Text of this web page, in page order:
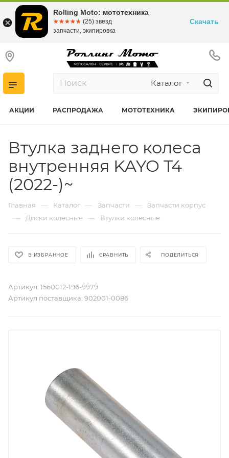
Каталог
АКЦИИ РАСПРОДАЖА МОТОТЕХНИКА
Втулка заднего колеса
внутренняя KAYO T4
(2022-)~
Главная — Каталог — Запчасти — Запчасти корпус
— Диски колесные — Втулки колесные
В ИЗБРАННОЕ СРАВНИТЬ ПОДЕЛИТЬСЯ
Артикул: 1560012-196-9979
Артикул поставщика: 902001-0086
Rolling Moto: мототехника
☆☆☆☆☆
★★★★★ (25) звезд
запчасти, экипировка
Скачать